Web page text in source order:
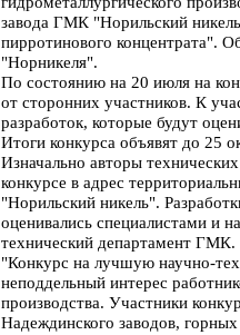
завода ГМК "Норильский
пирротинового концентрата".
"Норникеля".
По состоянию на 20 июля на
от сторонних участников. К
разработок, которые будут
Итоги конкурса объявят до 25
Изначально авторы
конкурсе в адрес
"Норильский никель".
оценивались специалистами и
технический департамент ГМК.
"Конкурс на лучшую научно-
неподдельный интерес
производства. Участники
Надеждинского заводов,